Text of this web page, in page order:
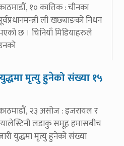
१० कात्तिक : चीनका
ली खछ्याङको निधन
छ । चिनियाँ मिडियाहरुले
मृत्यु हुनेको संख्या १५
२३ असोज : इजरायल र
लडाकु समूह हमासबीच
युद्धमा मृत्यु हुनेको संख्या